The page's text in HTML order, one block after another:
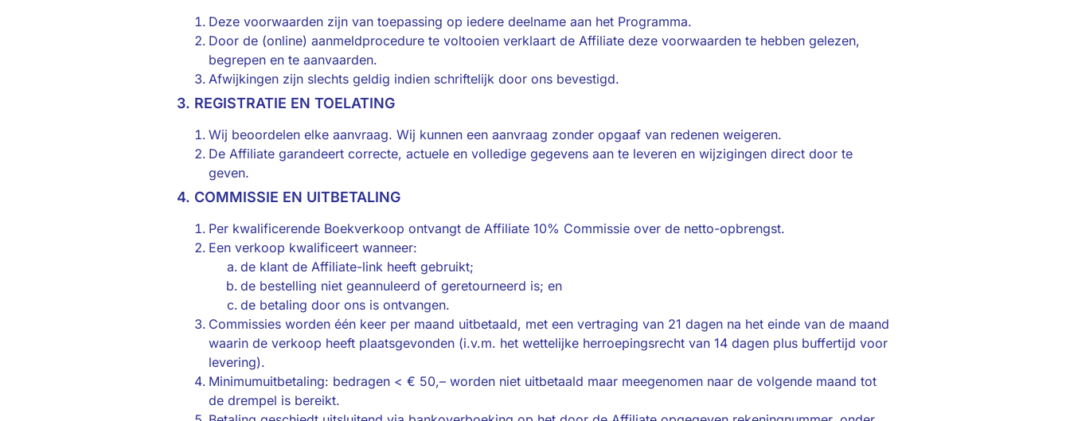
Deze voorwaarden zijn van toepassing op iedere deelname aan het Programma.
Door de (online) aanmeldprocedure te voltooien verklaart de Affiliate deze voorwaarden te hebben gelezen,
begrepen en te aanvaarden.
Afwijkingen zijn slechts geldig indien schriftelijk door ons bevestigd.
3. REGISTRATIE EN TOELATING
Wij beoordelen elke aanvraag. Wij kunnen een aanvraag zonder opgaaf van redenen weigeren.
De Affiliate garandeert correcte, actuele en volledige gegevens aan te leveren en wijzigingen direct door te
geven.
4. COMMISSIE EN UITBETALING
Per kwalificerende Boekverkoop ontvangt de Affiliate 10% Commissie over de netto-opbrengst.
Een verkoop kwalificeert wanneer:
de klant de Affiliate-link heeft gebruikt;
de bestelling niet geannuleerd of geretourneerd is; en
de betaling door ons is ontvangen.
Commissies worden één keer per maand uitbetaald, met een vertraging van 21 dagen na het einde van de maand
waarin de verkoop heeft plaatsgevonden (i.v.m. het wettelijke herroepingsrecht van 14 dagen plus buffertijd voor
levering).
Minimumuitbetaling: bedragen < € 50,– worden niet uitbetaald maar meegenomen naar de volgende maand tot
de drempel is bereikt.